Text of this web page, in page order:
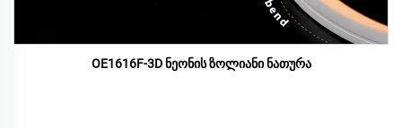
OE1616F-3D ნეონის ზოლიანი ნათურა